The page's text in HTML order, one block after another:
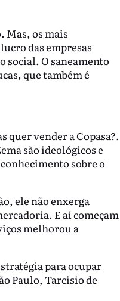
Mas, os mais
das empresas
social. O saneamento
que também é
quer vender a Copasa?.
são ideológicos e
sobre o
ele não enxerga
E aí começam
melhorou a
para ocupar
Paulo, Tarcisio de